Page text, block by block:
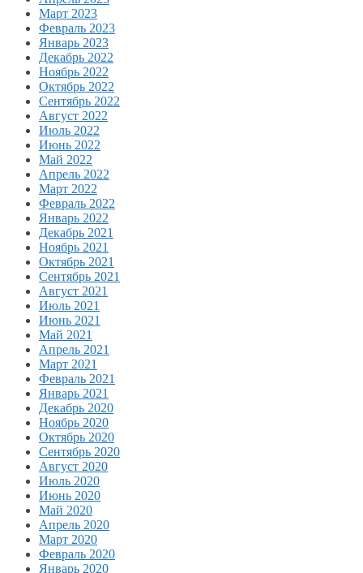
Март 2023
Февраль 2023
Январь 2023
Декабрь 2022
Ноябрь 2022
Октябрь 2022
Сентябрь 2022
Август 2022
Июль 2022
Июнь 2022
Май 2022
Апрель 2022
Март 2022
Февраль 2022
Январь 2022
Декабрь 2021
Ноябрь 2021
Октябрь 2021
Сентябрь 2021
Август 2021
Июль 2021
Июнь 2021
Май 2021
Апрель 2021
Март 2021
Февраль 2021
Январь 2021
Декабрь 2020
Ноябрь 2020
Октябрь 2020
Сентябрь 2020
Август 2020
Июль 2020
Июнь 2020
Май 2020
Апрель 2020
Март 2020
Февраль 2020
Январь 2020